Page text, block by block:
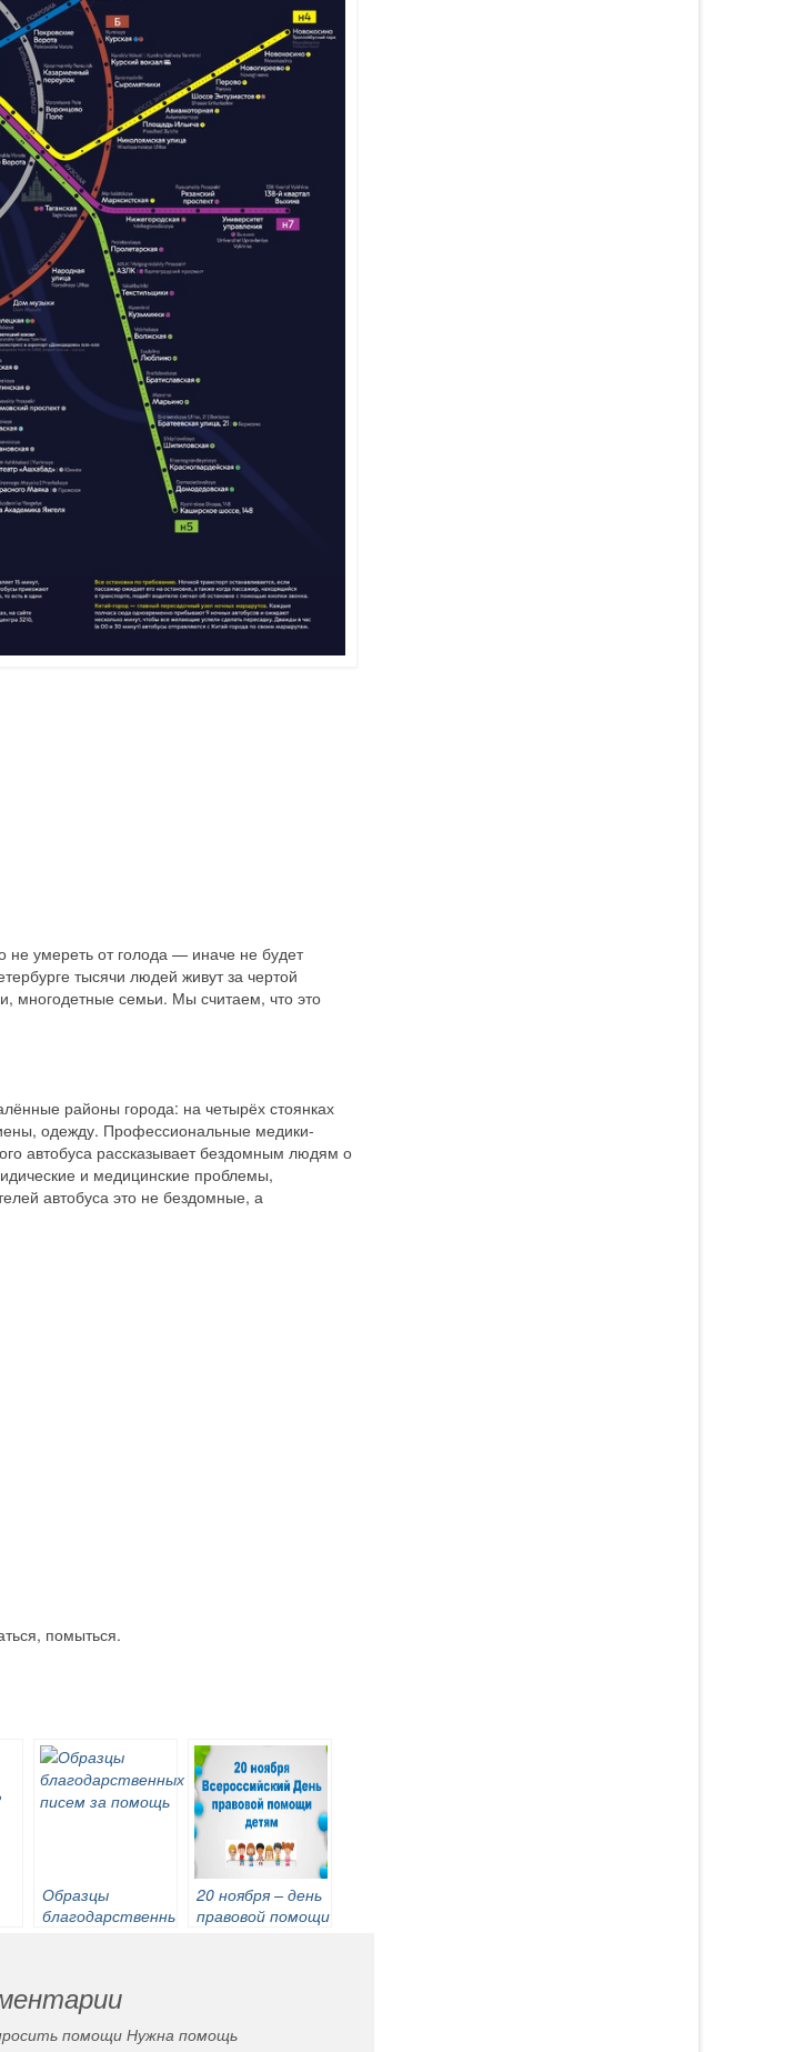
умереть от голода — иначе не будет
тысячи людей живут за чертой
многодетные семьи. Мы считаем, что это
районы города: на четырёх стоянках
одежду. Профессиональные медики-
автобуса рассказывает бездомным людям о
и медицинские проблемы,
автобуса это не бездомные, а
помыться.
Образцы
благодарственных
20 ноября – день
правовой помощи
помощи Нужна помощь